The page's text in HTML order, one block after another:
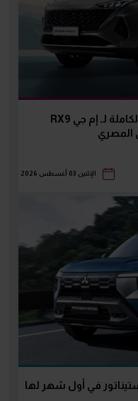
بسعر 1.9 مليون جنيه.. المواصفات الكاملة لـ إم جي RX9
المصري
الإثنين 03 أغسطس 2026
في أول شهر لها